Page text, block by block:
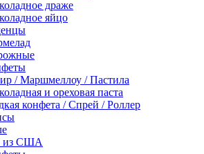
драже
яйцо
/ Маршмеллоу / Пастила
и ореховая паста
конфета / Спрей / Роллер
из США